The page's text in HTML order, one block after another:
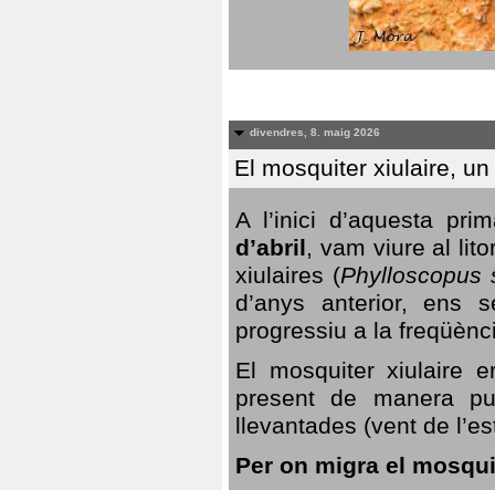
divendres, 8. maig 2026
El mosquiter xiulaire,
A l’inici d’aquesta
d’abril, vam viure al
xiulaires (Phylloscopus
d’anys anterior, ens
progressiu a la
El mosquiter xiulaire
present de manera
llevantades (vent de
Per on migra el